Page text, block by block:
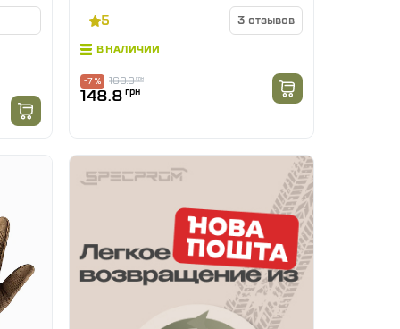
5
3 отзывов
В НАЛИЧИИ
160.0грн
-7 %
148.8 грн